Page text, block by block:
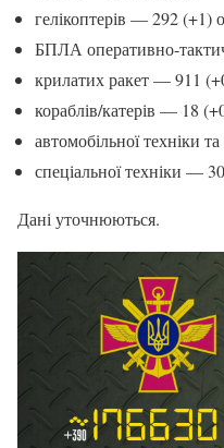
гелікоптерів — 292 (+1)
БПЛА оперативно-
крилатих ракет — 911
кораблів/катерів — 18
автомобільної техніки
спеціальної техніки —
Дані уточнюються.